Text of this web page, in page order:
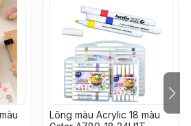
Lông màu Acrylic 18 màu